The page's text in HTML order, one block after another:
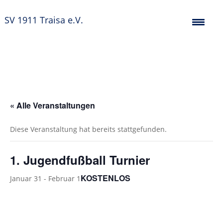
SV 1911 Traisa e.V.
« Alle Veranstaltungen
Diese Veranstaltung hat bereits stattgefunden.
1. Jugendfußball Turnier
Januar 31 - Februar 1 KOSTENLOS